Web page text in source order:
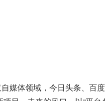
媒体领域，今日头条、百